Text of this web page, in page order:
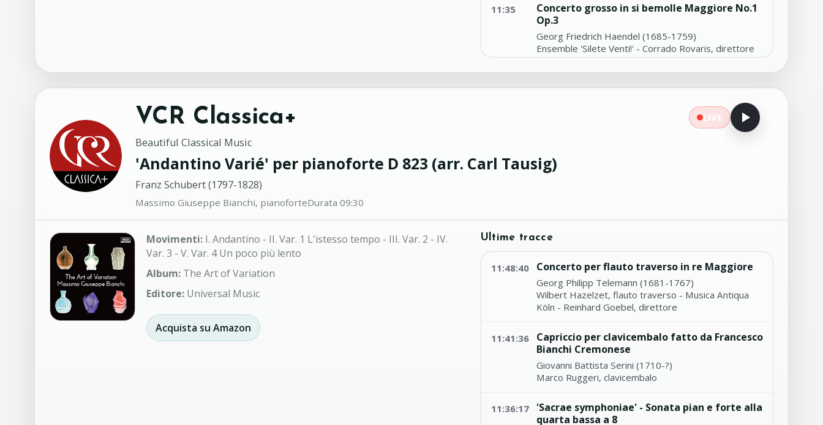
11:35
Concerto grosso in si bemolle Maggiore No.1
Op.3
Georg Friedrich Haendel (1685-1759)
Ensemble 'Silete Venti!' - Corrado Rovaris, direttore
VCR Classica+ LIVE
Beautiful Classical Music
'Andantino Varié' per pianoforte D 823 (arr. Carl Tausig)
Franz Schubert (1797-1828)
Massimo Giuseppe Bianchi, pianoforteDurata 09:30
Movimenti: I. Andantino - II. Var. 1 L'istesso tempo - III. Var. 2 - IV.
Var. 3 - V. Var. 4 Un poco più lento
Album: The Art of Variation
Editore: Universal Music
Acquista su Amazon
Ultime tracce
11:48:40 Concerto per flauto traverso in re Maggiore
Georg Philipp Telemann (1681-1767)
Wilbert Hazelzet, flauto traverso - Musica Antiqua
Köln - Reinhard Goebel, direttore
11:41:36
Capriccio per clavicembalo fatto da Francesco
Bianchi Cremonese
Giovanni Battista Serini (1710-?)
Marco Ruggeri, clavicembalo
11:36:17
'Sacrae symphoniae' - Sonata pian e forte alla
quarta bassa a 8